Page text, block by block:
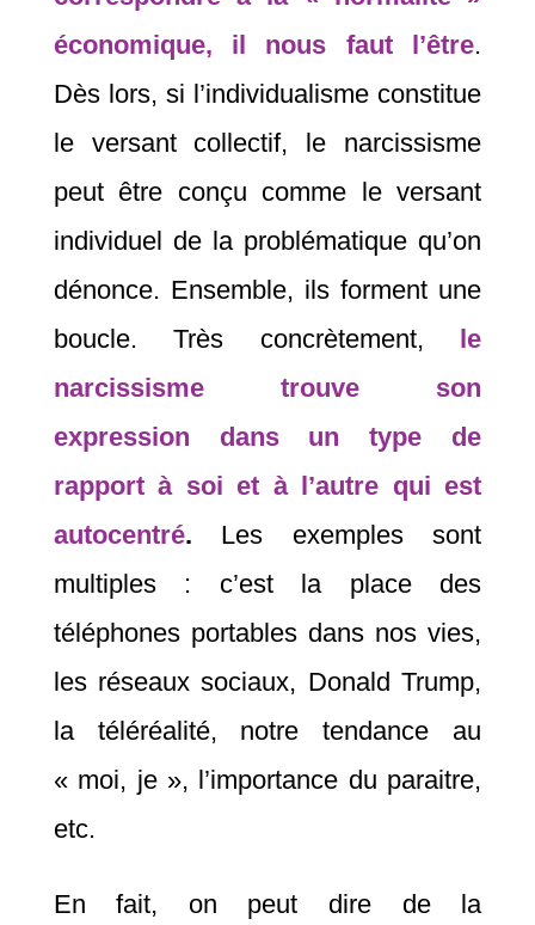
économique, il nous faut l’être.
Dès lors, si l’individualisme constitue
le versant collectif, le narcissisme
peut être conçu comme le versant
individuel de la problématique qu’on
dénonce. Ensemble, ils forment une
boucle. Très concrètement, le
narcissisme trouve son
expression dans un type de
rapport à soi et à l’autre qui est
autocentré. Les exemples sont
multiples : c’est la place des
téléphones portables dans nos vies,
les réseaux sociaux, Donald Trump,
la téléréalité, notre tendance au
« moi, je », l’importance du paraitre,
etc.
En fait, on peut dire de la